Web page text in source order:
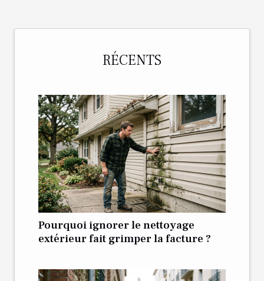
RÉCENTS
Pourquoi ignorer le nettoyage
extérieur fait grimper la facture ?